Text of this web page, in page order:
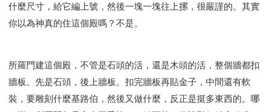
什麼尺寸，給它編上號，然後一塊一塊往上摞，很嚴謹的。其實
你以為神真的住這個殿嗎？不是。
所羅門建這個殿，不管是石頭的活，還是木頭的活，整個牆都扣
牆板。先是石頭，後上牆板。扣完牆板再貼金子，中間還有軟
裝，要雕刻什麼基路伯，然後又做什麼，反正是挺多東西的。哪